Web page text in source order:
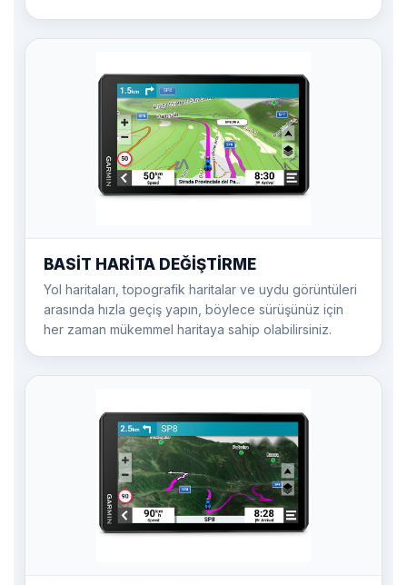
BASİT HARİTA DEĞİŞTİRME
Yol haritaları, topografik haritalar ve uydu görüntüleri
arasında hızla geçiş yapın, böylece sürüşünüz için
her zaman mükemmel haritaya sahip olabilirsiniz.